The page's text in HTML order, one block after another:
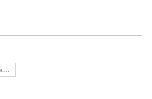
La Maison de campagne